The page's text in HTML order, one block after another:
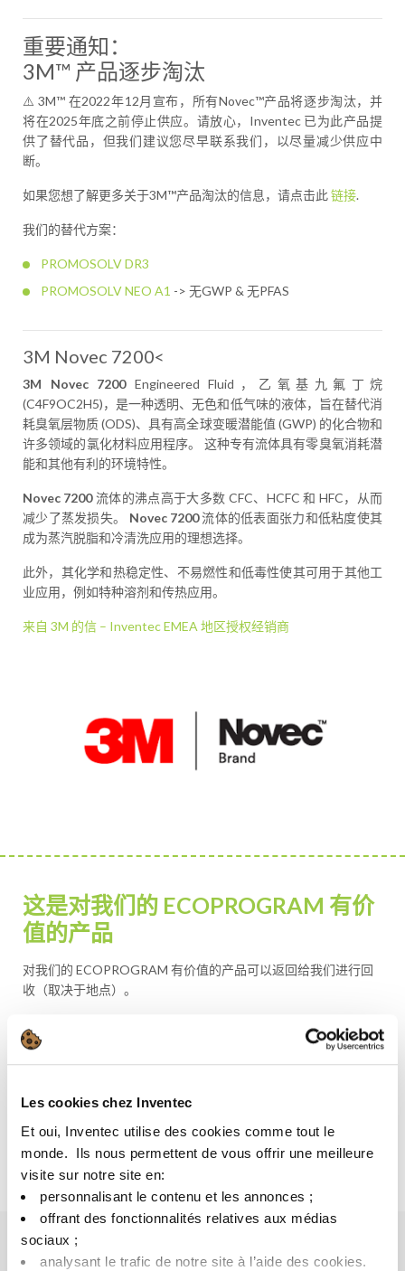
Les cookies chez Inventec
Et oui, Inventec utilise des cookies comme tout le
monde. ​ Ils nous permettent de vous offrir une meilleure
visite sur notre site en:​
personnalisant le contenu et les annonces ;​
offrant des fonctionnalités relatives aux médias
sociaux ; ​
analysant le trafic de notre site à l’aide des cookies.​
重要通知：
3M™ 产品逐步淘汰
⚠️ 3M™ 在2022年12月宣布，所有Novec™产品将逐步淘汰，并
将在2025年底之前停止供应。请放心，Inventec 已为此产品提
供了替代品，但我们建议您尽早联系我们，以尽量减少供应中
断。
如果您想了解更多关于3M™产品淘汰的信息，请点击此链接.
我们的替代方案：
PROMOSOLV DR3
PROMOSOLV NEO A1 -> 无GWP & 无PFAS
3M Novec 7200<
3M Novec 7200Engineered Fluid，乙氧基九氟丁烷
(C4F9OC2H5)，是一种透明、无色和低气味的液体，旨在替代消
耗臭氧层物质 (ODS)、具有高全球变暖潜能值 (GWP) 的化合物和
许多领域的氯化材料应用程序。 这种专有流体具有零臭氧消耗潜
能和其他有利的环境特性。
Novec 7200流体的沸点高于大多数 CFC、HCFC 和 HFC，从而
减少了蒸发损失。 Novec 7200流体的低表面张力和低粘度使其
成为蒸汽脱脂和冷清洗应用的理想选择。
此外，其化学和热稳定性、不易燃性和低毒性使其可用于其他工
业应用，例如特种溶剂和传热应用。
来自 3M 的信 – Inventec EMEA 地区授权经销商
这是对我们的 ECOPROGRAM 有价
值的产品
对我们的 ECOPROGRAM 有价值的产品可以返回给我们进行回
收（取决于地点）。
了解更多关于 ECOPROGRAM 的信息